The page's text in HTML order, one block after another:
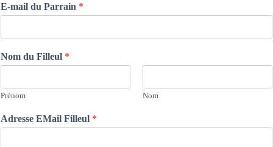
E-mail du Parrain *
Nom du Filleul *
Prénom Nom
Adresse EMail Filleul *